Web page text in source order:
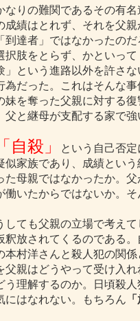
りの難関であるその有
成績はとれず、それを父
到達者」ではなかったの
択肢をとらず、かといっ
」という進路以外を許さ
為だった。これはそんな
妹を奪った父親に対する
父と継母が支配する家で
自殺」
という自己否
似家族であり、成績とい
た母親ではなかったか。
働いたからではないか。
ても父親の立場で考え
釈放されてくるのである
本村洋さんと殺人犯の関
父親はどうやって受け入
う理解するのか。日頃殺
にはなれない。もちろん